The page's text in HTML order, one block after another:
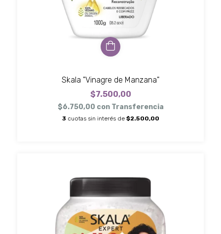
Skala "Vinagre de Manzana"
$7.500,00
$6.750,00 con Transferencia
3 cuotas sin interés de $2.500,00